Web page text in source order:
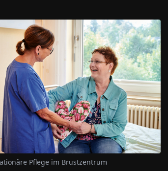
Pflege im Brustzentrum